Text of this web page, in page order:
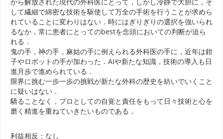
して繊細で綿密な技術を駆使して万全の手術を行うことが求めら
れていることに変わりはない．時にはぎりぎりの選択を強いられ
るなか，常に患者にとってのbestを念頭においての判断が迫ら
れる．
鬼の手，神の手，麻姑の手に例えられる外科医の手に，近年は鉗
子やロボットの手が加わった．AIや新たな知識，技術の導入も日
進月歩で進められている．
限界に挑む一歩一歩の挑戦が新たな外科の歴史を紡いでいくこと
に疑いはない．
驕ることなく，プロとしての自覚と責任をもって日々技術と心を
磨く精進を重ねていきたいものである．
利益相反：なし